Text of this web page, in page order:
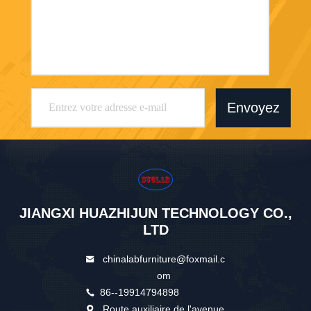
Envoyez
JIANGXI HUAZHIJUN TECHNOLOGY CO.,
LTD
chinalabfurniture@foxmail.c
om
86--19914794898